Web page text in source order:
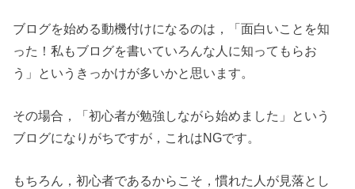
ブログを始める動機付けになるのは，「面白いことを知
った！私もブログを書いていろんな人に知ってもらお
う」というきっかけが多いかと思います。
その場合，「初心者が勉強しながら始めました」という
ブログになりがちですが，これはNGです。
もちろん，初心者であるからこそ，慣れた人が見落とし